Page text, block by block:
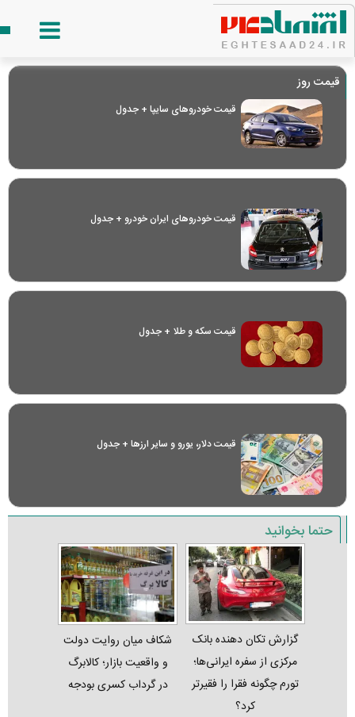
قیمت روز
قیمت خودرو‌های سایپا + جدول
قیمت خودرو‌های ایران خودرو + جدول
قیمت سکه و طلا + جدول
قیمت دلار، یورو و سایر ارز‌ها + جدول
حتما بخوانید
گزارش تکان‌ دهنده بانک
مرکزی از سفره ایرانی‌ها؛
تورم چگونه فقرا را فقیرتر
کرد؟
شکاف میان روایت دولت
و واقعیت بازار؛ کالابرگ
در گرداب کسری بودجه